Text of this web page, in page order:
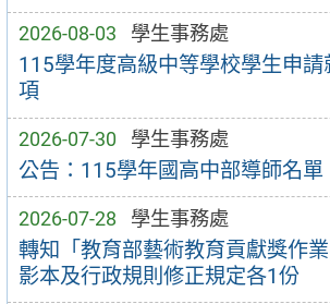
2026-08-03 學生事務處
115學年度高級中等學校學生申
項
2026-07-30 學生事務處
公告：115學年國高中部導師名單
2026-07-28 學生事務處
轉知「教育部藝術教育貢獻獎作
影本及行政規則修正規定各1份